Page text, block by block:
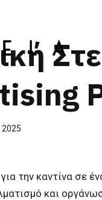
2025
την καντίνα σε
και